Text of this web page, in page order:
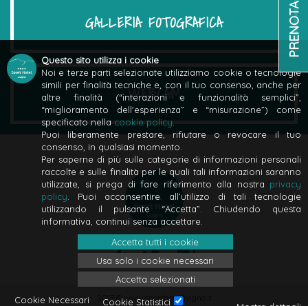
PRENOTA
GALLERIA FOTOGRAFICA
WEBCAM
2017 © www.sporthotellivigno.it
Questo sito utilizza i cookie
Noi e terze parti selezionate utilizziamo cookie o tecnologie
simili per finalità tecniche e, con il tuo consenso, anche per
altre finalità (“interazioni e funzionalità semplici”,
“miglioramento dell'esperienza” e “misurazione”) come
specificato nella cookie policy
Puoi liberamente prestare, rifiutare o revocare il tuo
consenso, in qualsiasi momento.
Per saperne di più sulle categorie di informazioni personali
raccolte e sulle finalità per le quali tali informazioni saranno
utilizzate, si prega di fare riferimento alla nostra privacy
policy . Puoi acconsentire all’utilizzo di tali tecnologie
utilizzando il pulsante “Accetta”. Chiudendo questa
informativa, continui senza accettare.
Accetta tutti i cookie
Usa solo i cookie necessari
Accetta selezionati
Cookie Necessari
Cookie Statistici